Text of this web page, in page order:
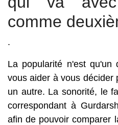
comme
.
La popularité n'est qu'un
vous aider à vous décider
un autre. La sonorité, le
correspondant à
afin de pouvoir comparer